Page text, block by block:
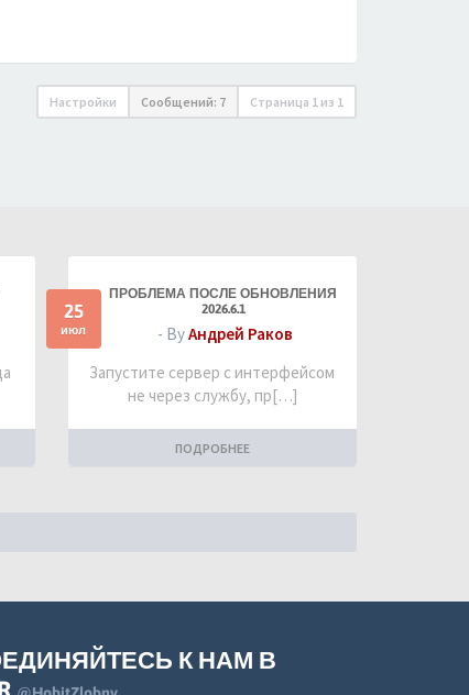
Настройки Сообщений: 7 Страница 1 из 1
25
июл
ПРОБЛЕМА ПОСЛЕ ОБНОВЛЕНИЯ
2026.6.1
- ByАндрей Раков
Запустите сервер с интерфейсом
не через службу, пр[…]
ПОДРОБНЕЕ
К НАМ В